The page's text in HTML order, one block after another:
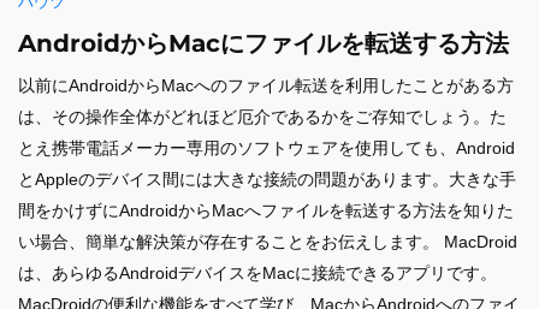
AndroidからMacにファイルを転送する方法
以前にAndroidからMacへのファイル転送を利用したことがある方
は、その操作全体がどれほど厄介であるかをご存知でしょう。た
とえ携帯電話メーカー専用のソフトウェアを使用しても、Android
とAppleのデバイス間には大きな接続の問題があります。大きな手
間をかけずにAndroidからMacへファイルを転送する方法を知りた
い場合、簡単な解決策が存在することをお伝えします。 MacDroid
は、あらゆるAndroidデバイスをMacに接続できるアプリです。
MacDroidの便利な機能をすべて学び、MacからAndroidへのファイ